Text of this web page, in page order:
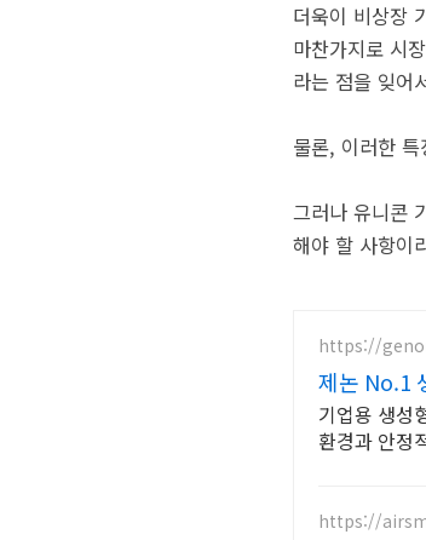
더욱이 비상장
마찬가지로 시
라는 점을 잊어
물론, 이러한
그러나 유니콘
해야 할 사항이
https://
제논 No.1
기업용 생성
환경과 안정
https://